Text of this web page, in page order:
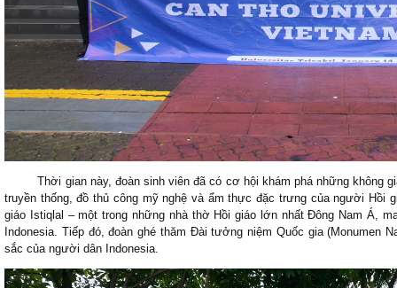
Thời gian này, đoàn sinh viên đã có cơ hội khám phá những không
truyền thống, đồ thủ công mỹ nghệ và ẩm thực đặc trưng của người Hồi
giáo Istiqlal – một trong những nhà thờ Hồi giáo lớn nhất Đông Nam Á,
Indonesia. Tiếp đó, đoàn ghé thăm Đài tưởng niệm Quốc gia (Monumen
sắc của người dân Indonesia.